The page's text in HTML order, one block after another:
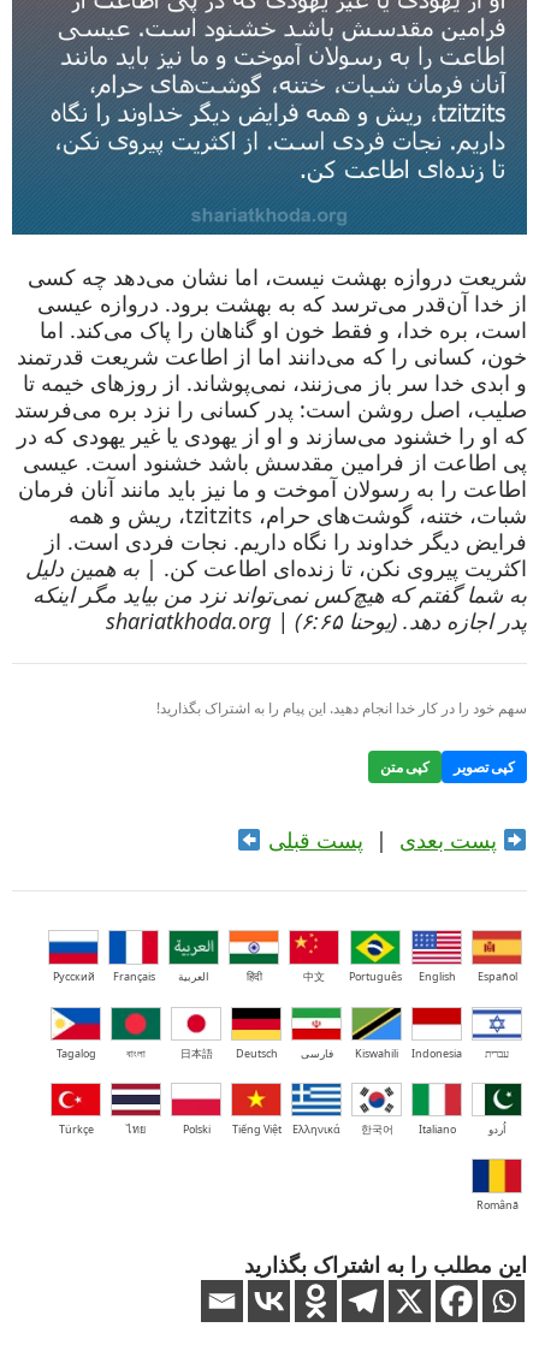
شریعت دروازه بهشت نیست، اما نشان می‌دهد چه کسی
از خدا آن‌قدر می‌ترسد که به بهشت برود. دروازه عیسی
است، بره خدا، و فقط خون او گناهان را پاک می‌کند. اما
خون، کسانی را که می‌دانند اما از اطاعت شریعت قدرتمند
و ابدی خدا سر باز می‌زنند، نمی‌پوشاند. از روزهای خیمه تا
صلیب، اصل روشن است: پدر کسانی را نزد بره می‌فرستد
که او را خشنود می‌سازند و او از یهودی یا غیر یهودی که در
پی اطاعت از فرامین مقدسش باشد خشنود است. عیسی
اطاعت را به رسولان آموخت و ما نیز باید مانند آنان فرمان
شبات، ختنه، گوشت‌های حرام، tzitzits، ریش و همه
فرایض دیگر خداوند را نگاه داریم. نجات فردی است. از
اکثریت پیروی نکن، تا زنده‌ای اطاعت کن. | به همین دلیل
به شما گفتم که هیچ‌کس نمی‌تواند نزد من بیاید مگر اینکه
پدر اجازه دهد. (یوحنا ۶:۶۵) | shariatkhoda.org
سهم خود را در کار خدا انجام دهید. این پیام را به اشتراک بگذارید!
کپی تصویر کپی متن
پست بعدی | پست قبلی
Español
English
Português
中文
हिंदी العربية Français
Русский
עברית Indonesia
Kiswahili فارسی Deutsch
日本語
বাংলা
Tagalog
اُردو Italiano
한국어
Ελληνικά
Tiếng Việt
Polski
ไทย
Türkçe
Română
این مطلب را به اشتراک بگذارید